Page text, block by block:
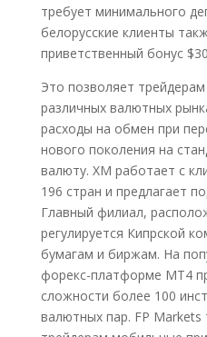
требует минимального
белорусские клиенты
приветственный бонус
Это позволяет
различных валютных
расходы на обмен при
нового поколения на
валюту. XM работает с
196 стран и предлагает
Главный филиал,
регулируется Кипрской
бумагам и биржам. На
форекс-платформе MT4
сложности более 100
валютных пар. FP Markets